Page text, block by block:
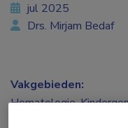
jul 2025
Drs. Mirjam Bedaf
Vakgebieden:
Hematologie,